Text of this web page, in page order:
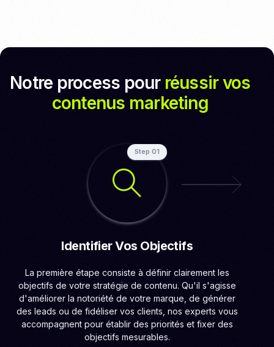
Notre process pour réussir vos
contenus marketing
Identifier Vos Objectifs
La première étape consiste à définir clairement les
objectifs de votre stratégie de contenu. Qu'il s'agisse
d'améliorer la notoriété de votre marque, de générer
des leads ou de fidéliser vos clients, nos experts vous
accompagnent pour établir des priorités et fixer des
objectifs mesurables.
Step 01